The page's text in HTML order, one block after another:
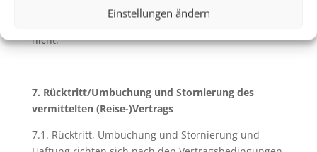
Einstellungen ändern
Bestimmungsland. Für eine etwaige Verletzung
solcher Vorschriften und deren Folgen haften wir
nicht.
7. Rücktritt/Umbuchung und Stornierung des
vermittelten (Reise-)Vertrags
7.1. Rücktritt, Umbuchung und Stornierung und